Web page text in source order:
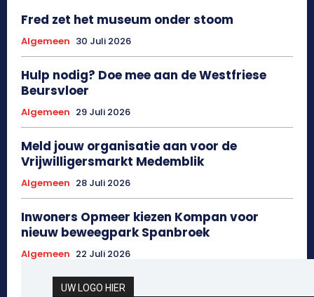
Fred zet het museum onder stoom
Algemeen 30 Juli 2026
Hulp nodig? Doe mee aan de Westfriese
Beursvloer
Algemeen 29 Juli 2026
Meld jouw organisatie aan voor de
Vrijwilligersmarkt Medemblik
Algemeen 28 Juli 2026
Inwoners Opmeer kiezen Kompan voor
nieuw beweegpark Spanbroek
Algemeen 22 Juli 2026
UW LOGO HIER